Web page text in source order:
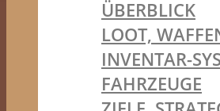
ÜBERBLICK
LOOT,
INVENTAR-
FAHRZEUGE